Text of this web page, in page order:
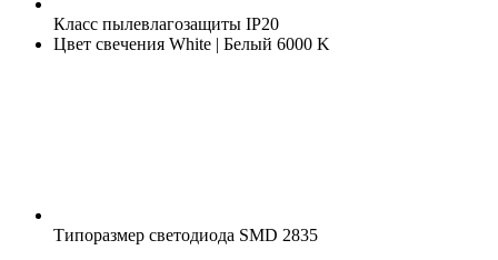
Класс пылевлагозащиты IP20
Цвет свечения White | Белый 6000 K
Типоразмер светодиода SMD 2835